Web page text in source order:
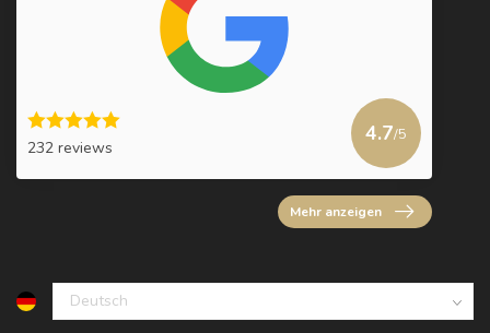
232 reviews
4.7/5
Mehr anzeigen